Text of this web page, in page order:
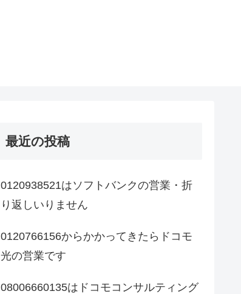
最近の投稿
0120938521はソフトバンクの営業・折
り返しいりません
0120766156からかかってきたらドコモ
光の営業です
08006660135はドコモコンサルティング